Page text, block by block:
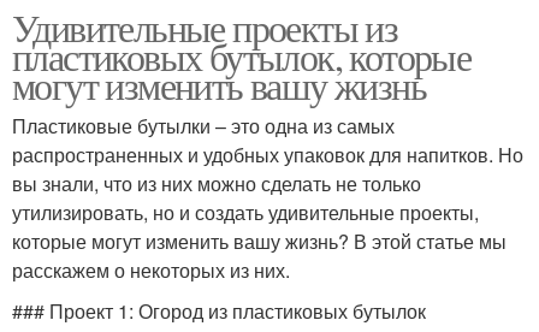
Удивительные проекты из
пластиковых бутылок, которые
могут изменить вашу жизнь
Пластиковые бутылки – это одна из самых
распространенных и удобных упаковок для напитков. Но
вы знали, что из них можно сделать не только
утилизировать, но и создать удивительные проекты,
которые могут изменить вашу жизнь? В этой статье мы
расскажем о некоторых из них.
### Проект 1: Огород из пластиковых бутылок